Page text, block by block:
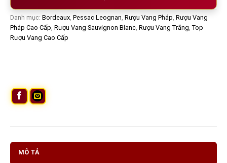
Danh mục: Bordeaux, Pessac Leognan, Rượu Vang Pháp, Rượu Vang
Pháp Cao Cấp, Rượu Vang Sauvignon Blanc, Rượu Vang Trắng, Top
Rượu Vang Cao Cấp
MÔ TẢ